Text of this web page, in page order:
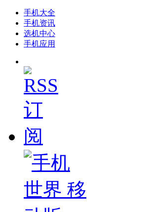
手机大全
手机资讯
选机中心
手机应用